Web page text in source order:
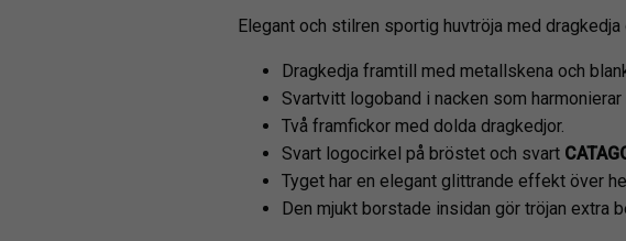
Elegant och stilren sportig huvtröja med dragkedja
Dragkedja framtill med metallskena och
Svartvitt logoband i nacken som
Två framfickor med dolda dragkedjor.
Svart logocirkel på bröstet och svart
Tyget har en elegant glittrande effekt över
Den mjukt borstade insidan gör tröjan extra